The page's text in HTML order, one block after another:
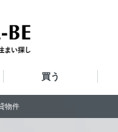
買う
物件